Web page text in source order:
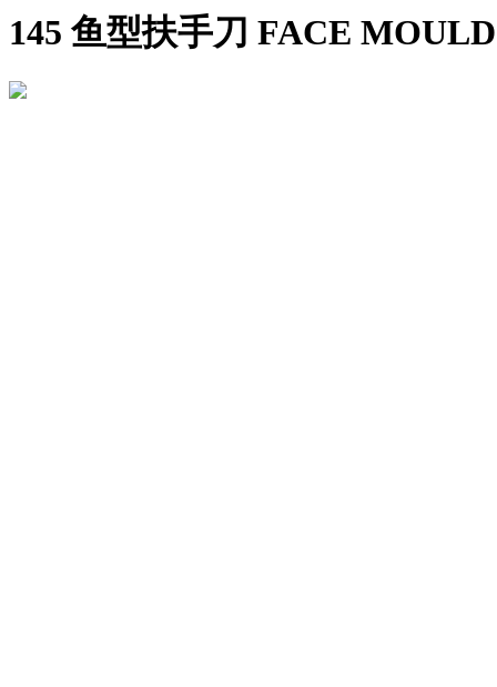
145 鱼型扶手刀 FACE